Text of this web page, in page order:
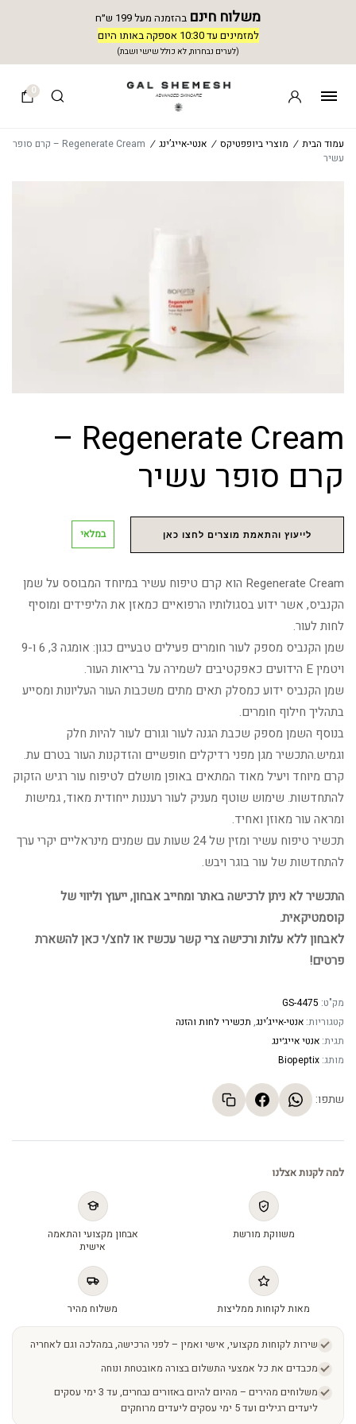
משלוח חינם בהזמנה מעל 199 ש״ח
למזמינים עד 10:30 אספקה באותו היום
(לערים נבחרות, לא כולל שישי ושבת)
0
עמוד הבית / מוצרי ביופפטיקס / אנטי-אייג’ינג /
Regenerate Cream – קרם סופר
עשיר
Regenerate Cream –
קרם סופר עשיר
לייעוץ והתאמת מוצרים לחצו כאן במלאי
Regenerate Cream הוא קרם טיפוח עשיר במיוחד המבוסס על שמן
הקנביס, אשר ידוע בסגולותיו הרפואיים כמאזן את הליפידים ומוסיף
לחות לעור.
שמן הקנביס מספק לעור חומרים פעילים טבעיים כגון: אומגה 3, 6 ו-9
ויטמין E הידועים כאפקטיבים לשמירה על בריאות העור.
שמן הקנביס ידוע כמסלק תאים מתים משכבות העור העליונות ומסייע
בתהליך חילוף חומרים.
בנוסף השמן מספק שכבת הגנה לעור וגורם לעור להיות חלק
וגמיש.התכשיר מגן מפני רדיקלים חופשיים והזדקנות העור בטרם עת.
קרם מיוחד ויעיל מאוד המתאים באופן מושלם לטיפוח עור רגיש הזקוק
להתחדשות. שימוש שוטף מעניק לעור רעננות ייחודית מאוד, גמישות
ומראה עור מאוזן ואחיד.
תכשיר טיפוח עשיר ומזין של 24 שעות עם שמנים מינראליים יקרי ערך
להתחדשות של עור בוגר ויבש.
התכשיר לא ניתן לרכישה באתר ומחייב אבחון, ייעוץ וליווי של
קוסמטיקאית.
לאבחון ללא עלות ורכישה צרי קשר עכשיו או לחצ/י כאן להשארת
פרטים!
מק"ט: GS-4475
קטגוריות: אנטי-אייג’ינג, תכשירי לחות והזנה
תגית: אנטי אייג׳ינג
מותג: Biopeptix
שתפו:
למה לקנות אצלנו
משווקת מורשת
אבחון מקצועי והתאמה
אישית
מאות לקוחות ממליצות משלוח מהיר
שירות לקוחות מקצועי, אישי ואמין – לפני הרכישה, במהלכה וגם לאחריה
מכבדים את כל אמצעי התשלום בצורה מאובטחת ונוחה
משלוחים מהירים – מהיום להיום באזורים נבחרים, עד 3 ימי עסקים
ליעדים רגילים ועד 5 ימי עסקים ליעדים מרוחקים